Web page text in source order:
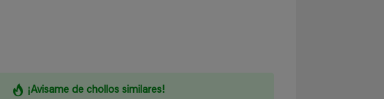
¡Avisame de chollos similares!